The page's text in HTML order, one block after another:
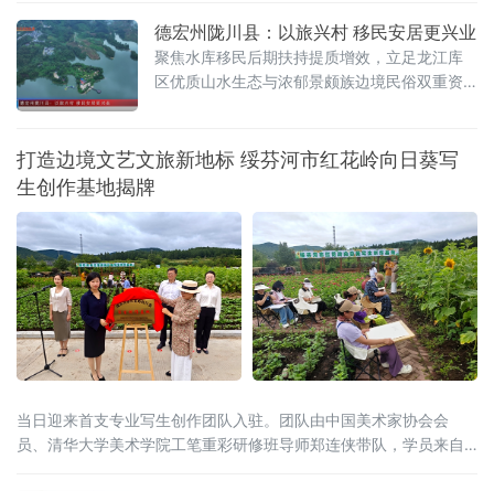
推动移民产业园建设，全州移民工作实现从“搬
得出、稳得住”向“能就
德宏州陇川县：以旅兴村 移民安居更兴业
聚焦水库移民后期扶持提质增效，立足龙江库
区优质山水生态与浓郁景颇族边境民俗双重资
范项目。当地跳出传统单一资金补助的帮扶模
民后期扶持工作
打造边境文艺文旅新地标 绥芬河市红花岭向日葵写
生创作基地揭牌
当日迎来首支专业写生创作团队入驻。团队由中国美术家协会会
员、清华大学美术学院工笔重彩研修班导师郑连侠带队，学员来自